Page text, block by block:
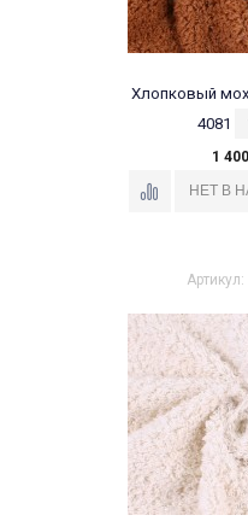
Хлопковый
4081
1